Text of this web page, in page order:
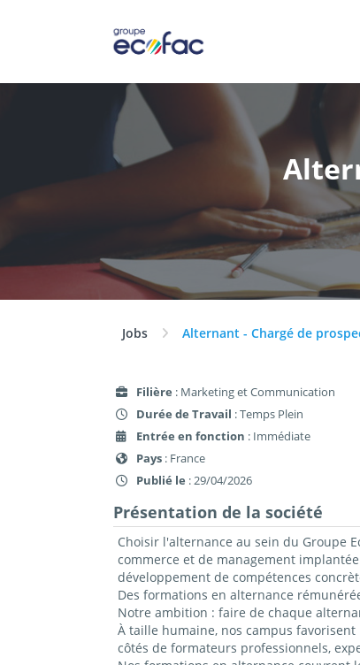
Jobs Alternant - Chargé de
Filière : Marketing et Communication
Durée de Travail : Temps Plein
Entrée en fonction : Immédiate
Pays : France
Publié le : 29/04/2026
Présentation de la société
Choisir l'alternance au sein du Groupe
commerce et de management
développement de compétences
Des formations en alternance
Notre ambition : faire de chaque
À taille humaine, nos campus
côtés de formateurs professionnels,